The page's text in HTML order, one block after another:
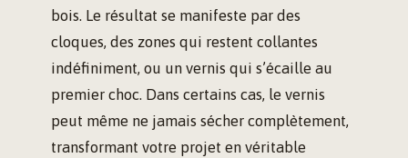
bois. Le résultat se manifeste par des
cloques, des zones qui restent collantes
indéfiniment, ou un vernis qui s’écaille au
premier choc. Dans certains cas, le vernis
peut même ne jamais sécher complètement,
transformant votre projet en véritable